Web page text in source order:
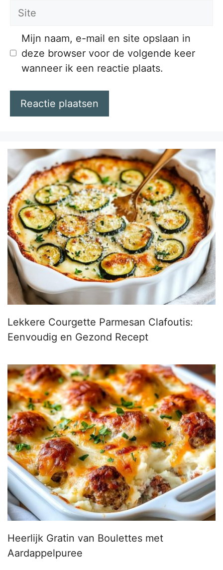
Site
Mijn naam, e-mail en site opslaan in
deze browser voor de volgende keer
wanneer ik een reactie plaats.
Lekkere Courgette Parmesan Clafoutis:
Eenvoudig en Gezond Recept
Heerlijk Gratin van Boulettes met
Aardappelpuree